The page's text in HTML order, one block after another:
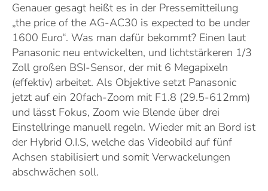
Genauer gesagt heißt es in der Pressemitteilung
„the price of the AG-AC30 is expected to be under
1600 Euro“. Was man dafür bekommt? Einen laut
Panasonic neu entwickelten, und lichtstärkeren 1/3
Zoll großen BSI-Sensor, der mit 6 Megapixeln
(effektiv) arbeitet. Als Objektive setzt Panasonic
jetzt auf ein 20fach-Zoom mit F1.8 (29.5-612mm)
und lässt Fokus, Zoom wie Blende über drei
Einstellringe manuell regeln. Wieder mit an Bord ist
der Hybrid O.I.S, welche das Videobild auf fünf
Achsen stabilisiert und somit Verwackelungen
abschwächen soll.